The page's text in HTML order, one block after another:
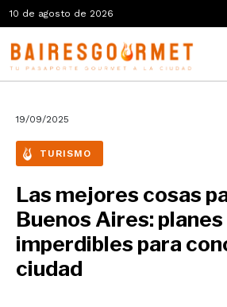
10 de agosto de 2026
19/09/2025
TURISMO
Las mejores cosas
Buenos Aires: planes
imperdibles para
ciudad